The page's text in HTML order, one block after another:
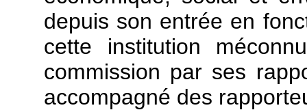
depuis son entrée en
cette institution
commission par ses
accompagné des